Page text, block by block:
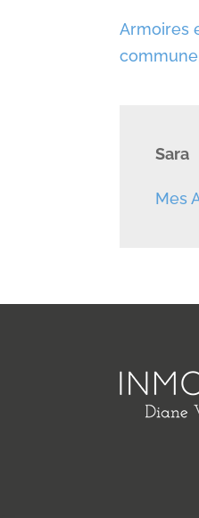
Armoires
commune
Sara
Mes